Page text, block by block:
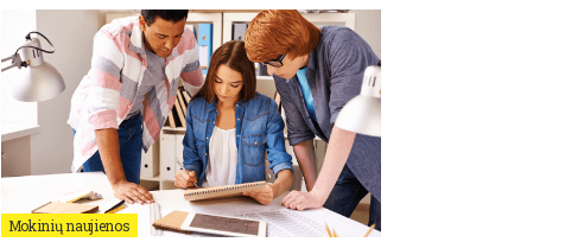
Mokinių naujienos